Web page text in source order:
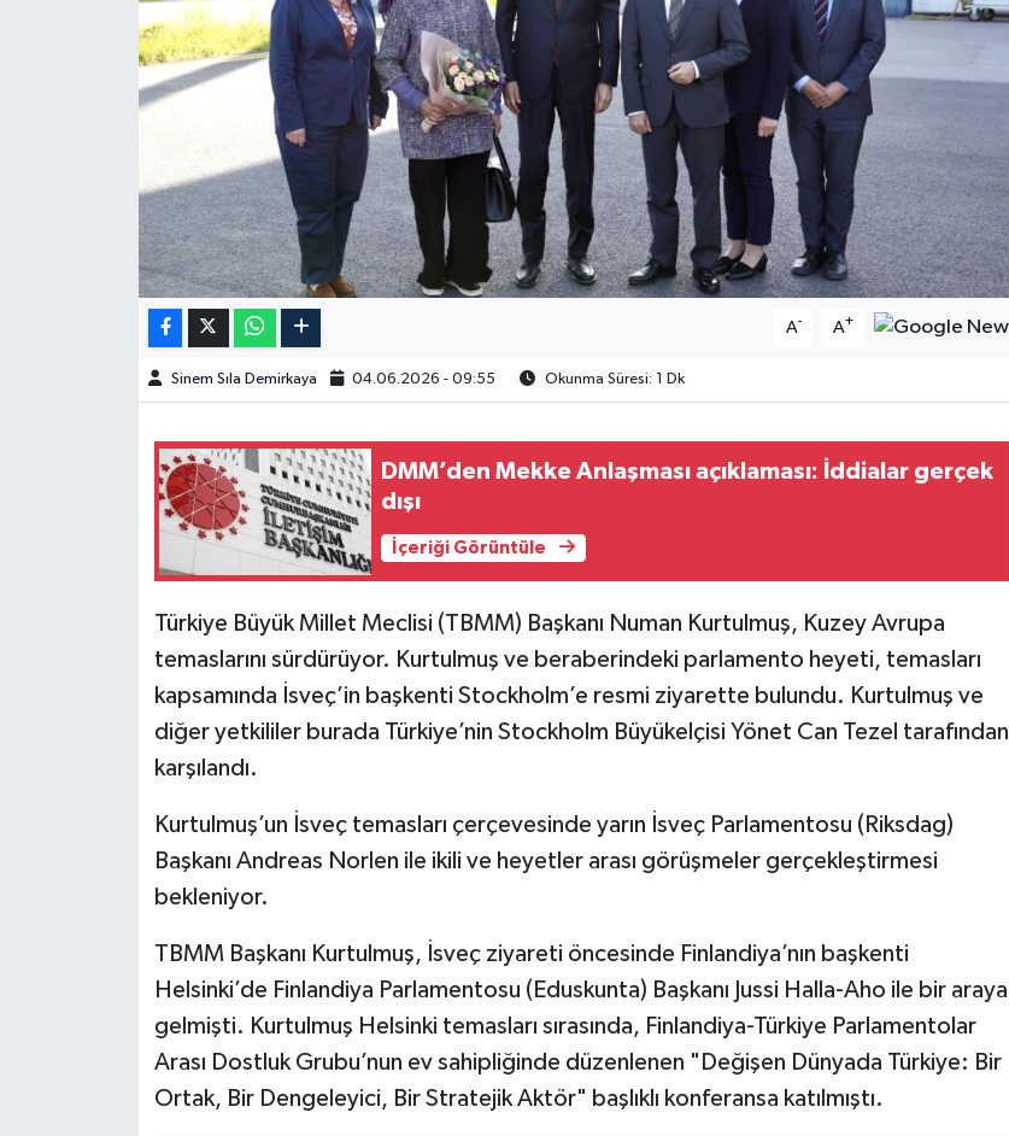
A- A+
Sinem Sıla Demirkaya 04.06.2026 - 09:55 Okunma Süresi: 1 Dk
DMM’den Mekke Anlaşması açıklaması: İddialar gerçek
dışı
İçeriği Görüntüle
Türkiye Büyük Millet Meclisi (TBMM) Başkanı Numan Kurtulmuş, Kuzey Avrupa
temaslarını sürdürüyor. Kurtulmuş ve beraberindeki parlamento heyeti, temasları
kapsamında İsveç’in başkenti Stockholm’e resmi ziyarette bulundu. Kurtulmuş ve
diğer yetkililer burada Türkiye’nin Stockholm Büyükelçisi Yönet Can Tezel tarafından
karşılandı.
Kurtulmuş’un İsveç temasları çerçevesinde yarın İsveç Parlamentosu (Riksdag)
Başkanı Andreas Norlen ile ikili ve heyetler arası görüşmeler gerçekleştirmesi
bekleniyor.
TBMM Başkanı Kurtulmuş, İsveç ziyareti öncesinde Finlandiya’nın başkenti
Helsinki’de Finlandiya Parlamentosu (Eduskunta) Başkanı Jussi Halla-Aho ile bir araya
gelmişti. Kurtulmuş Helsinki temasları sırasında, Finlandiya-Türkiye Parlamentolar
Arası Dostluk Grubu’nun ev sahipliğinde düzenlenen "Değişen Dünyada Türkiye: Bir
Ortak, Bir Dengeleyici, Bir Stratejik Aktör" başlıklı konferansa katılmıştı.
Burç Yorumları
Hava Durumu
Televizyon
Yaşam-Çevre